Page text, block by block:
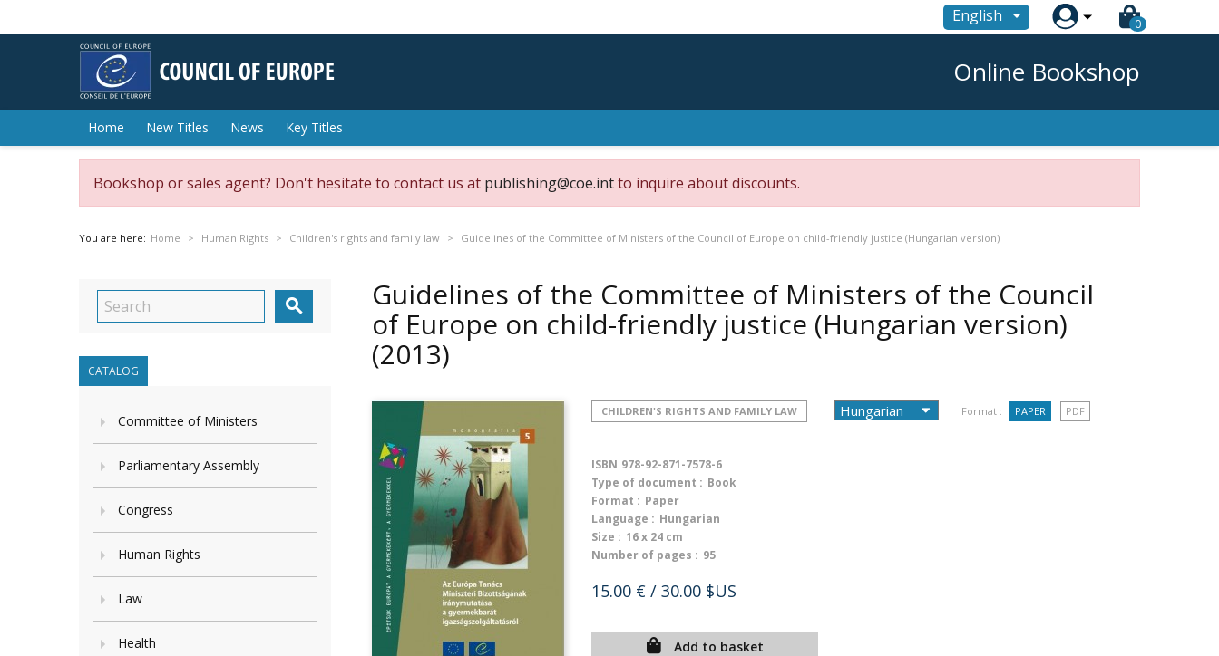
English  0
Online Bookshop
Home New Titles News Key Titles
Bookshop or sales agent? Don't hesitate to contact us at publishing@coe.intto inquire about discounts.
You are here: Home Human Rights Children's rights and family law Guidelines of the Committee of Ministers of the Council of Europe on child-friendly justice (Hungarian version)

CATALOG
Committee of Ministers
Parliamentary Assembly
Congress
Human Rights
Law
Health
Guidelines of the Committee of Ministers of the Council
of Europe on child-friendly justice (Hungarian version)
(2013)
CHILDREN'S RIGHTS AND FAMILY LAW Format : PAPER PDF
ISBN 978-92-871-7578-6
Type of document : Book
Format : Paper
Language : Hungarian
Size : 16 x 24 cm
Number of pages : 95
15.00 € / 30.00 $US
Add to basket